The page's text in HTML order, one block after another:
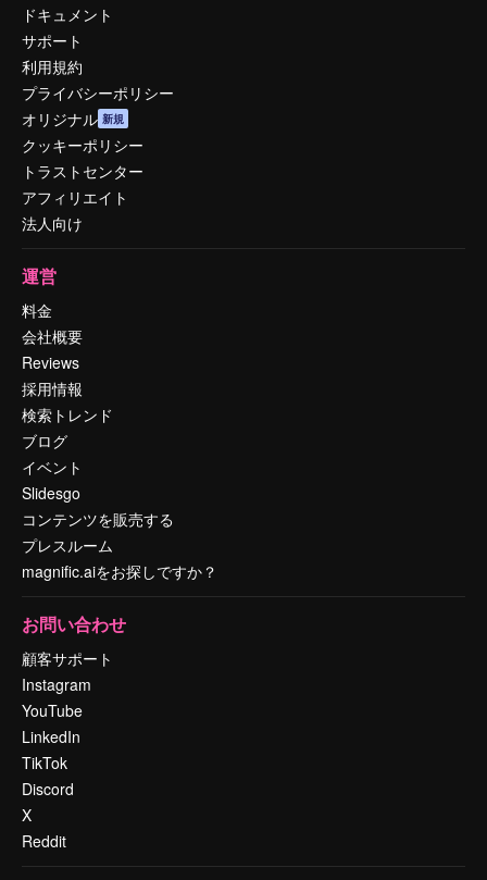
ドキュメント
サポート
利用規約
プライバシーポリシー
オリジナル 新規
クッキーポリシー
トラストセンター
アフィリエイト
法人向け
運営
料金
会社概要
Reviews
採用情報
検索トレンド
ブログ
イベント
Slidesgo
コンテンツを販売する
プレスルーム
magnific.aiをお探しですか？
お問い合わせ
顧客サポート
Instagram
YouTube
LinkedIn
TikTok
Discord
X
Reddit